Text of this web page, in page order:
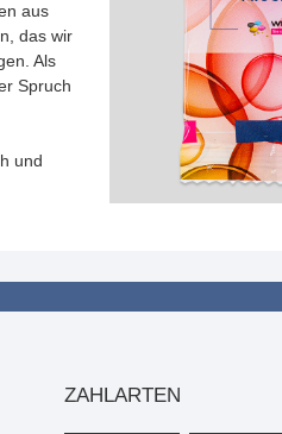
aus
das wir
Als
Spruch
und
ZAHLARTEN